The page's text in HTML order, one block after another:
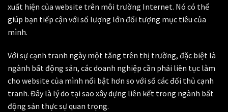
xuất hiện của website trên môi trường Internet. Nó có thể
giúp bạn tiếp cận với số lượng lớn đối tượng mục tiêu của
mình.
Với sự cạnh tranh ngày một tăng trên thị trường, đặc biệt là
ngành bất động sản, các doanh nghiệp cần phải liên tục làm
cho website của mình nổi bật hơn so với số các đối thủ cạnh
tranh. Đây là lý do tại sao xây dựng liên kết trong ngành bất
động sản thực sự quan trọng.